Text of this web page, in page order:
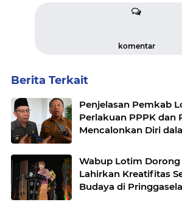
komentar
Berita Terkait
Penjelasan Pemkab
Perlakuan PPPK dan
Mencalonkan Diri
Wabup Lotim Dorong
Lahirkan Kreatifitas
Budaya di Pringgasela ‎